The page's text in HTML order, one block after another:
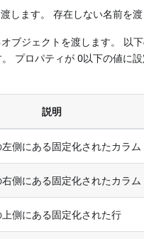
します。 存在しない名前を渡
ブジェクトを渡します。 以
プロパティが 0以下の値に
説明
側にある固定化されたカラム
側にある固定化されたカラム
側にある固定化された行